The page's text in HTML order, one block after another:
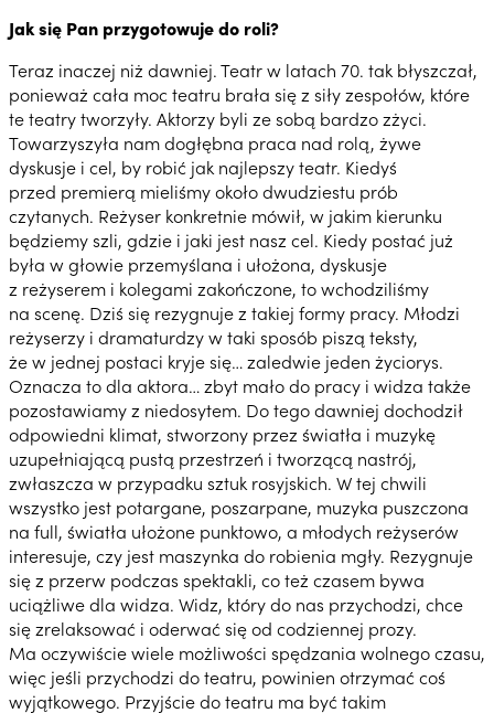
Jak się Pan przygotowuje do roli?
Teraz inaczej niż dawniej. Teatr w latach 70. tak błyszczał,
ponieważ cała moc teatru brała się z siły zespołów, które
te teatry tworzyły. Aktorzy byli ze sobą bardzo zżyci.
Towarzyszyła nam dogłębna praca nad rolą, żywe
dyskusje i cel, by robić jak najlepszy teatr. Kiedyś
przed premierą mieliśmy około dwudziestu prób
czytanych. Reżyser konkretnie mówił, w jakim kierunku
będziemy szli, gdzie i jaki jest nasz cel. Kiedy postać już
była w głowie przemyślana i ułożona, dyskusje
z reżyserem i kolegami zakończone, to wchodziliśmy
na scenę. Dziś się rezygnuje z takiej formy pracy. Młodzi
reżyserzy i dramaturdzy w taki sposób piszą teksty,
że w jednej postaci kryje się… zaledwie jeden życiorys.
Oznacza to dla aktora… zbyt mało do pracy i widza także
pozostawiamy z niedosytem. Do tego dawniej dochodził
odpowiedni klimat, stworzony przez światła i muzykę
uzupełniającą pustą przestrzeń i tworzącą nastrój,
zwłaszcza w przypadku sztuk rosyjskich. W tej chwili
wszystko jest potargane, poszarpane, muzyka puszczona
na full, światła ułożone punktowo, a młodych reżyserów
interesuje, czy jest maszynka do robienia mgły. Rezygnuje
się z przerw podczas spektakli, co też czasem bywa
uciążliwe dla widza. Widz, który do nas przychodzi, chce
się zrelaksować i oderwać się od codziennej prozy.
Ma oczywiście wiele możliwości spędzania wolnego czasu,
więc jeśli przychodzi do teatru, powinien otrzymać coś
wyjątkowego. Przyjście do teatru ma być takim